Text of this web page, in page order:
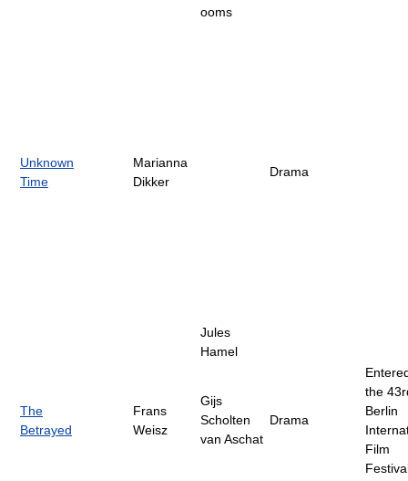
Unknown
Time
Marianna
Dikker
ooms
Jules
Hamel
Drama
The
Betrayed
Frans
Weisz
Gijs
Scholten
van Aschat
Drama
the
Berlin
Film